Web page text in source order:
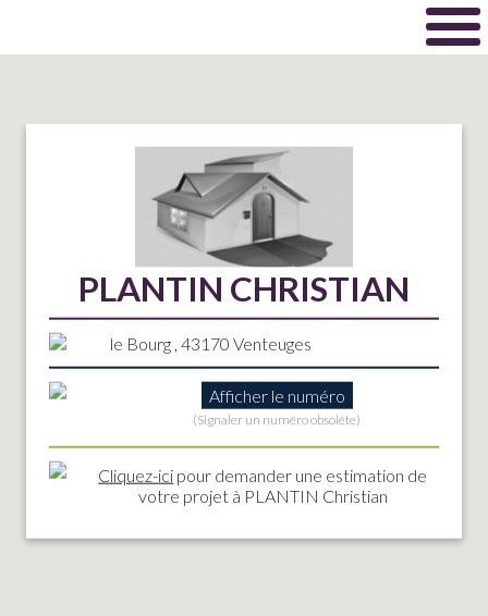
PLANTIN CHRISTIAN
le Bourg , 43170 Venteuges
Afficher le numéro
(Signaler un numéro obsolète)
Cliquez-ici pour demander une estimation de
votre projet à PLANTIN Christian